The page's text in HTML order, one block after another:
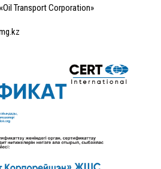
Transport Corporation»